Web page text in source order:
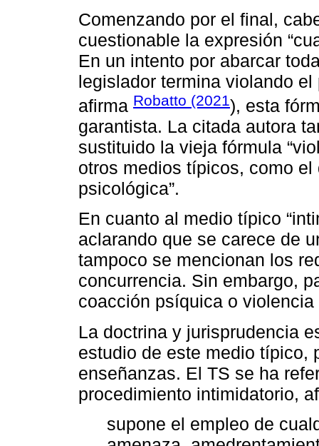
Comenzando por el final,
cuestionable la expresión
En un intento por abarcar
legislador termina violando
afirma Robatto (2021), esta
garantista. La citada autora
sustituido la vieja fórmula
otros medios típicos, como el
psicológica”.
En cuanto al medio típico
aclarando que se carece de
tampoco se mencionan los
concurrencia. Sin embargo,
coacción psíquica o violencia
La doctrina y jurisprudencia
estudio de este medio típico,
enseñanzas. El TS se ha
procedimiento intimidatorio,
supone el empleo de